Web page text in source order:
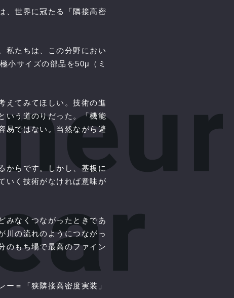
、世界に冠たる「隣接高密
私たちは、この分野におい
小サイズの部品を50μ（ミ
えてみてほしい。技術の進
いう道のりだった。「機能
易ではない。当然ながら避
からです。しかし、基板に
いく技術がなければ意味が
みなくつながったときであ
川の流れのようにつながっ
のもち場で最高のファイン
＝「狭隣接高密度実装」